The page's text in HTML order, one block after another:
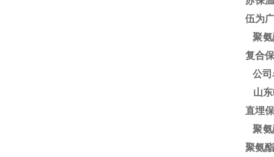
伍为
聚
复合
公司
山东
直埋
聚氨
聚氨